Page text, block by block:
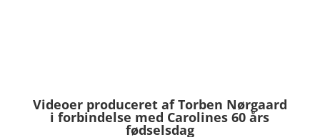
Videoer produceret af Torben Nørgaard
i forbindelse med Carolines 60 års
fødselsdag